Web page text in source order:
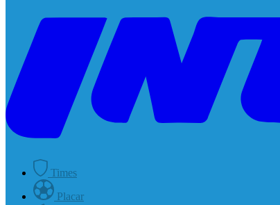
Times
Placar